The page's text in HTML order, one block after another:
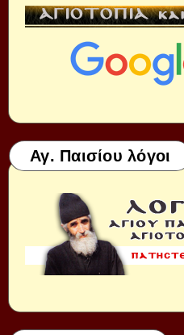
Αγ. Παισίου λόγοι